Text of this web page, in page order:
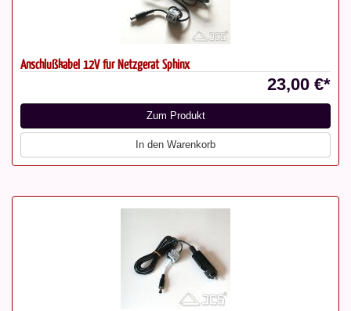
Anschlußkabel 12V für Netzgerät Sphinx
23,00 €*
Zum Produkt
In den Warenkorb